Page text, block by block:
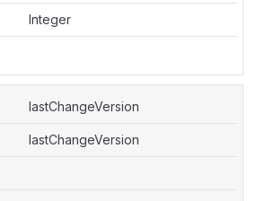
Integer
lastChangeVersion
lastChangeVersion